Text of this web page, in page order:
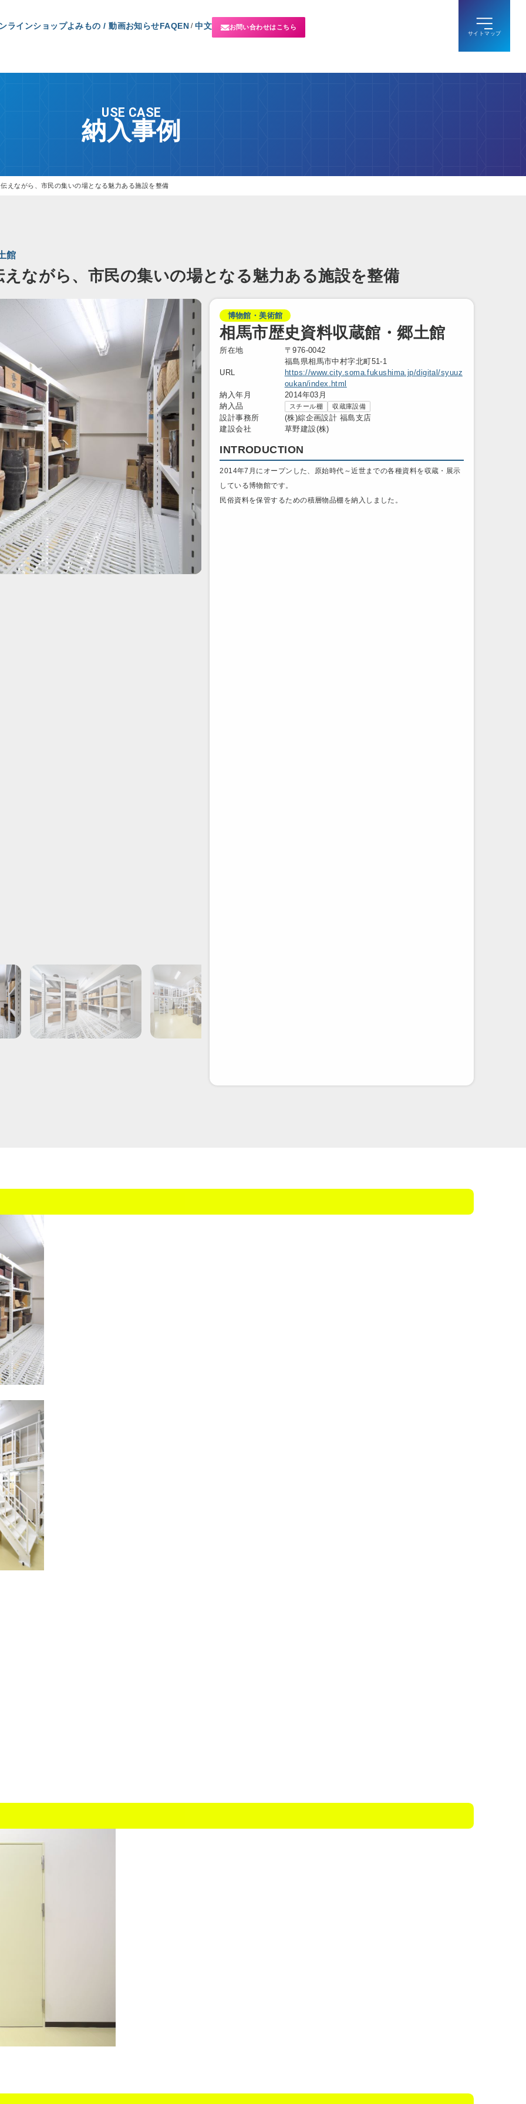
ラインショップよみもの / 動画お知らせFAQEN /中文 お問い合わせはこちら
USE CASE
納入事例
えながら、市民の集いの場となる魅力ある施設を整備
館
ながら、市民の集いの場となる魅力ある施設を整備
博物館・美術館
相馬市歴史資料収蔵館・郷土館
所在地
〒976-0042
福島県相馬市中村字北町51-1
URL
https://www.city.soma.fukushima.jp/digital/syuuz
oukan/index.html
納入年月
2014年03月
納入品
スチール棚 収蔵庫設備
設計事務所
(株)綜企画設計 福島支店
建設会社
草野建設(株)
INTRODUCTION
2014年7月にオープンした、原始時代～近世までの各種資料を収蔵・展示
している博物館です。
民俗資料を保管するための積層物品棚を納入しました。